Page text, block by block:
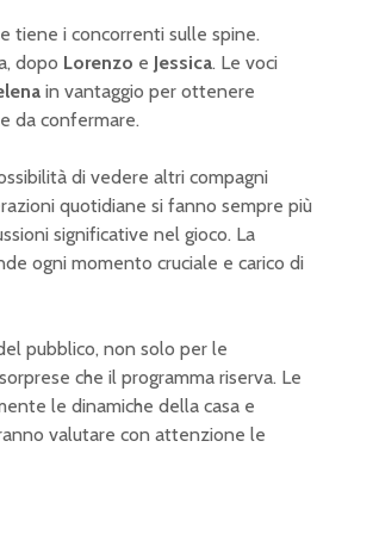
tiene i concorrenti sulle spine.
dopo Lorenzo e Jessica. Le voci
in vantaggio per ottenere
da confermare.
di vedere altri compagni
quotidiane si fanno sempre più
significative nel gioco. La
ogni momento cruciale e carico di
pubblico, non solo per le
che il programma riserva. Le
le dinamiche della casa e
valutare con attenzione le